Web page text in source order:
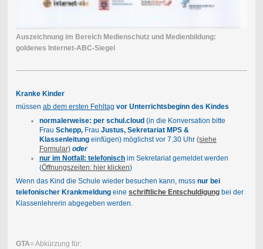
Auszeichnung im Bereich Medienschutz und Medienbildung:
goldenes Internet-ABC-Siegel
Kranke Kinder
müssen ab dem ersten Fehltag vor Unterrichtsbeginn des Kindes
normalerweise: per schul.cloud (in die Konversation bitte
Frau Schepp,Frau Justus, Sekretariat MPS &
Klassenleitungeinfügen) möglichst vor 7.30 Uhr (siehe
Formular) oder
nur im Notfall: telefonischim Sekretariat gemeldet werden
(Öffnungszeiten: hier klicken)
Wenn das Kind die Schule wieder besuchen kann, muss nur bei
telefonischer Krankmeldungeine schriftliche Entschuldigungbei der
Klassenlehrerin abgegeben werden.
GTA= Abkürzung für: